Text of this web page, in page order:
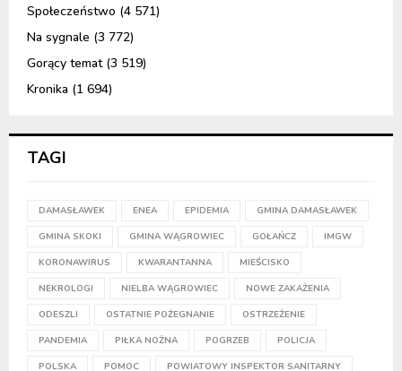
Społeczeństwo (4 571)
Na sygnale (3 772)
Gorący temat(3 519)
Kronika (1 694)
TAGI
DAMASŁAWEK ENEA EPIDEMIA GMINA DAMASŁAWEK
GMINA SKOKI GMINA WĄGROWIEC GOŁAŃCZ IMGW
KORONAWIRUS KWARANTANNA MIEŚCISKO
NEKROLOGI NIELBA WĄGROWIEC NOWE ZAKAŻENIA
ODESZLI OSTATNIE POŻEGNANIE OSTRZEŻENIE
PANDEMIA PIŁKA NOŻNA POGRZEB POLICJA
POLSKA POMOC POWIATOWY INSPEKTOR SANITARNY